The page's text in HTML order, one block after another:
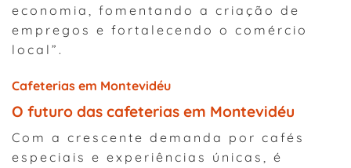
economia, fomentando a criação de
empregos e fortalecendo o comércio
local”.
Cafeterias em Montevidéu
O futuro das cafeterias em Montevidéu
Com a crescente demanda por cafés
especiais e experiências únicas, é